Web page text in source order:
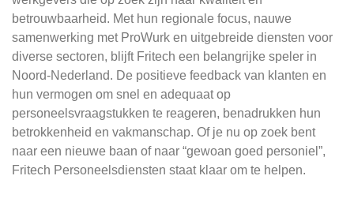
betrouwbaarheid. Met hun regionale focus, nauwe
samenwerking met ProWurk en uitgebreide diensten voor
diverse sectoren, blijft Fritech een belangrijke speler in
Noord-Nederland. De positieve feedback van klanten en
hun vermogen om snel en adequaat op
personeelsvraagstukken te reageren, benadrukken hun
betrokkenheid en vakmanschap. Of je nu op zoek bent
naar een nieuwe baan of naar “gewoan goed personiel”,
Fritech Personeelsdiensten staat klaar om te helpen.